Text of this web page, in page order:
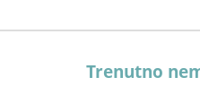
Trenutno